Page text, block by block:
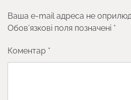
Ваша e-mail адреса не
Обов’язкові поля позначені *
Коментар *